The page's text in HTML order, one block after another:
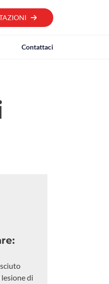
Contattaci
di